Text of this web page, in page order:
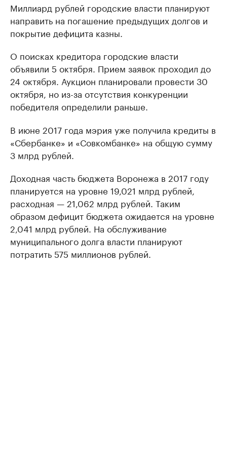
Миллиард рублей городские власти планируют
направить на погашение предыдущих долгов и
покрытие дефицита казны.
О поисках кредитора городские власти
объявили 5 октября. Прием заявок проходил до
24 октября. Аукцион планировали провести 30
октября, но из-за отсутствия конкуренции
победителя определили раньше.
В июне 2017 года мэрия уже получила кредиты в
«Сбербанке» и «Совкомбанке» на общую сумму
3 млрд рублей.
Доходная часть бюджета Воронежа в 2017 году
планируется на уровне 19,021 млрд рублей,
расходная — 21,062 млрд рублей. Таким
образом дефицит бюджета ожидается на уровне
2,041 млрд рублей. На обслуживание
муниципального долга власти планируют
потратить 575 миллионов рублей.